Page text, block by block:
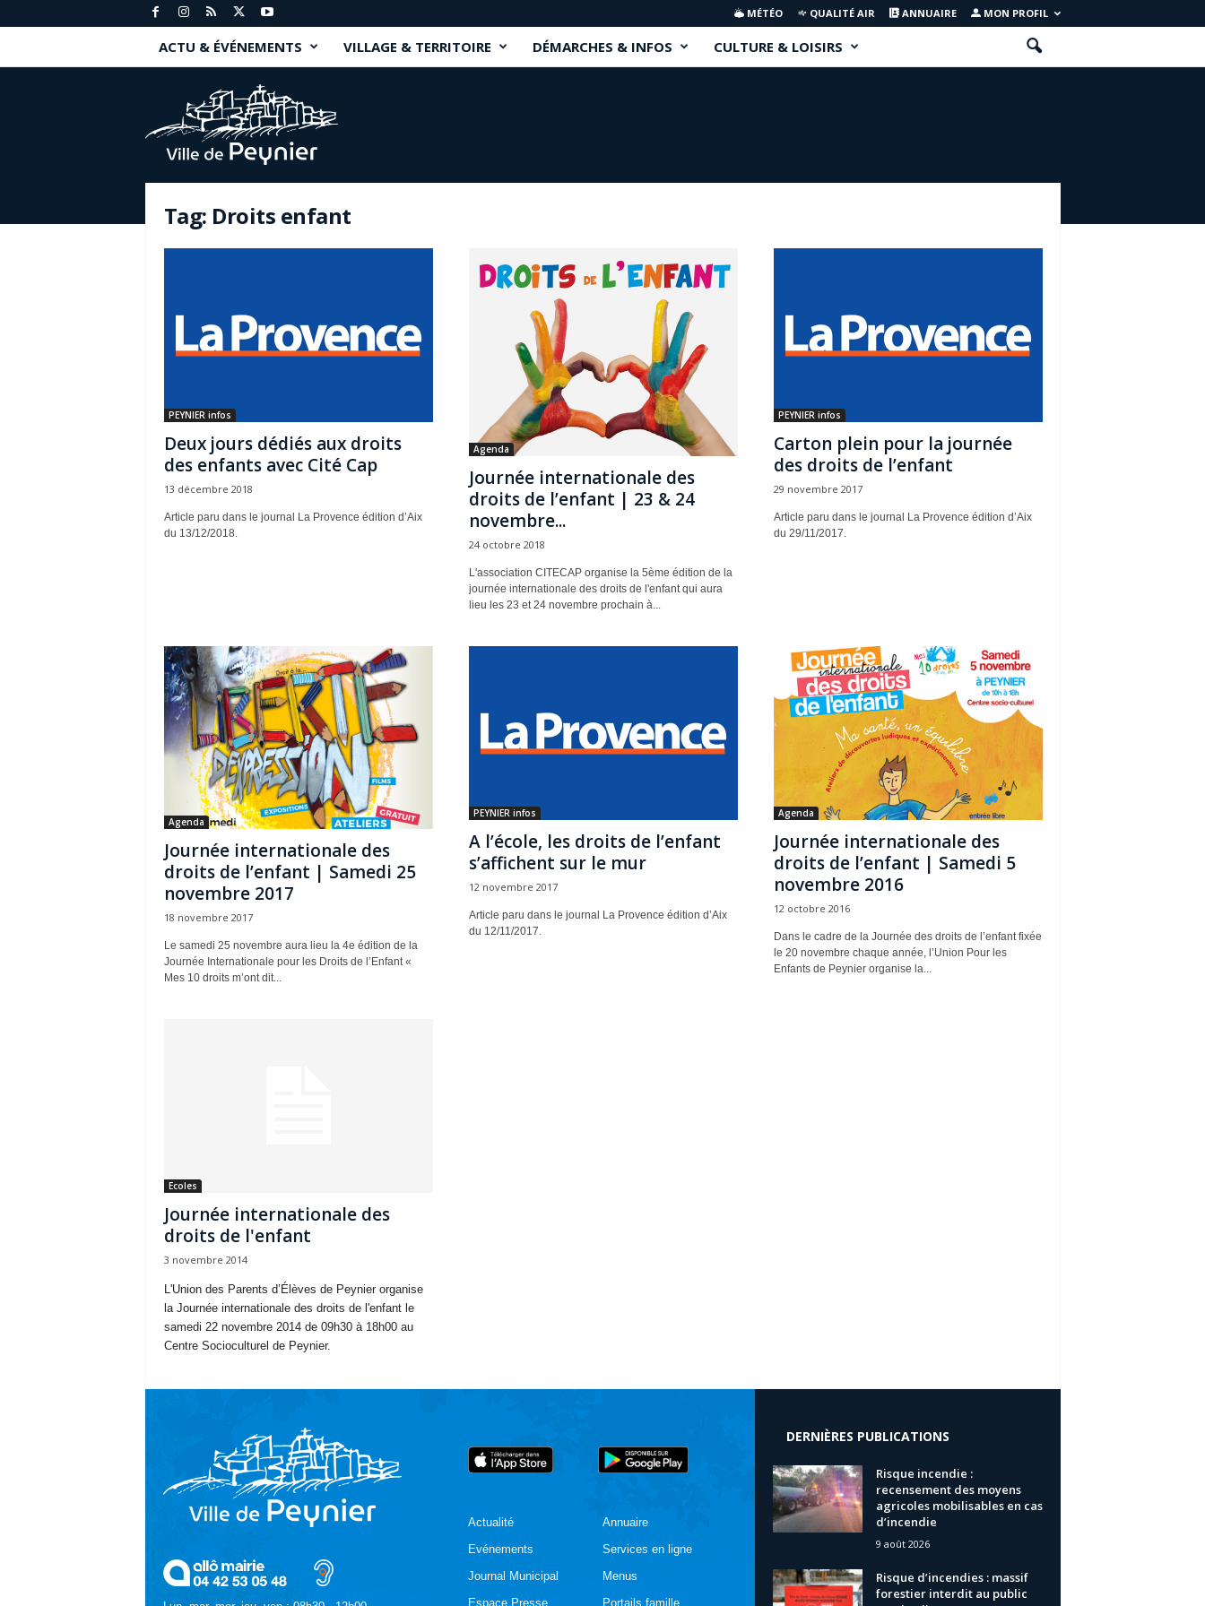
MÉTÉO QUALITÉ AIR ANNUAIRE MON PROFIL
ACTU & ÉVÉNEMENTS VILLAGE & TERRITOIRE DÉMARCHES & INFOS CULTURE & LOISIRS
n
Tag: Droits enfant
PEYNIER infos
Deux jours dédiés aux droits
des enfants avec Cité Cap
13 décembre 2018
Article paru dans le journal La Provence édition d’Aix
du 13/12/2018.
Agenda
Journée internationale des
droits de l’enfant | 23 & 24
novembre...
24 octobre 2018
L'association CITECAP organise la 5ème édition de la
journée internationale des droits de l'enfant qui aura
lieu les 23 et 24 novembre prochain à...
PEYNIER infos
Carton plein pour la journée
des droits de l’enfant
29 novembre 2017
Article paru dans le journal La Provence édition d’Aix
du 29/11/2017.
Agenda
Journée internationale des
droits de l’enfant | Samedi 25
novembre 2017
18 novembre 2017
Le samedi 25 novembre aura lieu la 4e édition de la
Journée Internationale pour les Droits de l’Enfant «
Mes 10 droits m’ont dit...
PEYNIER infos
A l’école, les droits de l’enfant
s’affichent sur le mur
12 novembre 2017
Article paru dans le journal La Provence édition d’Aix
du 12/11/2017.
Agenda
Journée internationale des
droits de l’enfant | Samedi 5
novembre 2016
12 octobre 2016
Dans le cadre de la Journée des droits de l’enfant fixée
le 20 novembre chaque année, l’Union Pour les
Enfants de Peynier organise la...
Ecoles
Journée internationale des
droits de l'enfant
3 novembre 2014
L'Union des Parents d’Élèves de Peynier organise
la Journée internationale des droits de l'enfant le
samedi 22 novembre 2014 de 09h30 à 18h00 au
Centre Socioculturel de Peynier.
Actualité
Evénements
Journal Municipal
Espace Presse
Annuaire
Services en ligne
Menus
Portails famille
DERNIÈRES PUBLICATIONS
Risque incendie :
recensement des moyens
agricoles mobilisables en cas
d’incendie
9 août 2026
Risque d’incendies : massif
forestier interdit au public